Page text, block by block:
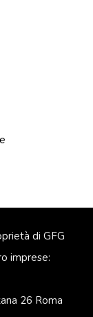
di GFG
imprese:
26 Roma